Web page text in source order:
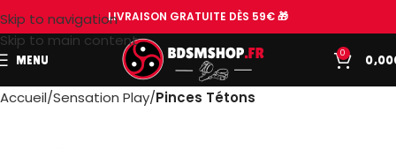
Skip to navigation
Skip to main content
LIVRAISON GRATUITE DÈS 59€ 🎁
MENU
0
0,00
Accueil Sensation Play Pinces Tétons